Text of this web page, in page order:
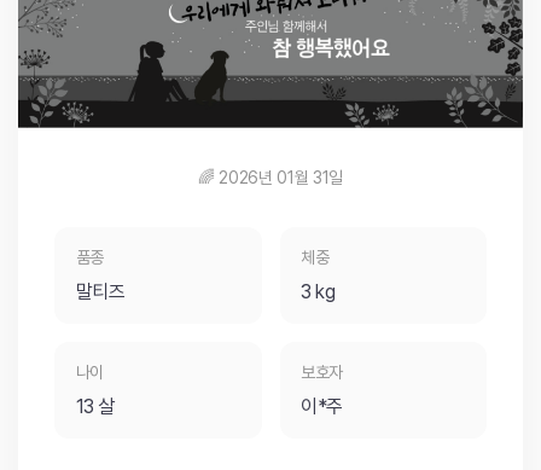
🌈 2026년 01월 31일
품종
말티즈
체중
3 kg
나이
13 살
보호자
이*주